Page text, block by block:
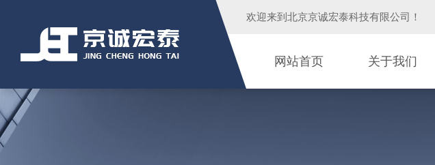
欢迎来到 北京京诚宏泰科技有限公司 ！
网站首页 关于我们